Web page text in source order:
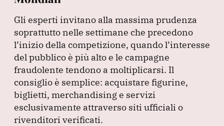
Gli esperti invitano alla massima prudenza
soprattutto nelle settimane che precedono
l’inizio della competizione, quando l’interesse
del pubblico è più alto e le campagne
fraudolente tendono a moltiplicarsi. Il
consiglio è semplice: acquistare figurine,
biglietti, merchandising e servizi
esclusivamente attraverso siti ufficiali o
rivenditori verificati.